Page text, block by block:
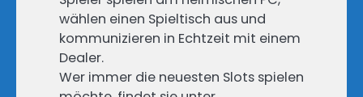
wählen einen Spieltisch aus und
kommunizieren in Echtzeit mit einem
Dealer.
Wer immer die neuesten Slots spielen